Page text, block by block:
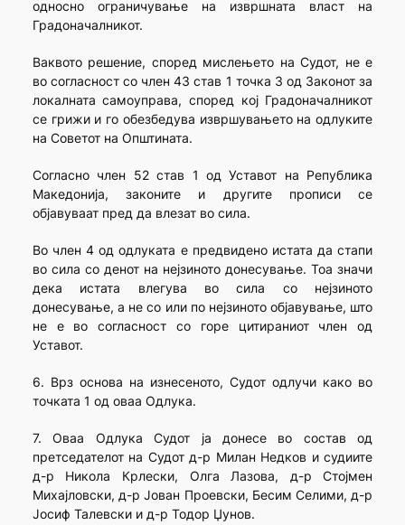
односно ограничување на извршната власт на
Градоначалникот.
Ваквото решение, според мислењето на Судот, не е
во согласност со член 43 став 1 точка 3 од Законот за
локалната самоуправа, според кој Градоначалникот
се грижи и го обезбедува извршувањето на одлуките
на Советот на Општината.
Согласно член 52 став 1 од Уставот на Република
Македонија, законите и другите прописи се
објавуваат пред да влезат во сила.
Во член 4 од одлуката е предвидено истата да стапи
во сила со денот на нејзиното донесување. Тоа значи
дека истата влегува во сила со нејзиното
донесување, а не со или по нејзиното објавување, што
не е во согласност со горе цитираниот член од
Уставот.
6. Врз основа на изнесеното, Судот одлучи како во
точката 1 од оваа Одлука.
7. Оваа Одлука Судот ја донесе во состав од
претседателот на Судот д-р Милан Недков и судиите
д-р Никола Крлески, Олга Лазова, д-р Стојмен
Михајловски, д-р Јован Проевски, Бесим Селими, д-р
Јосиф Талевски и д-р Тодор Џунов.